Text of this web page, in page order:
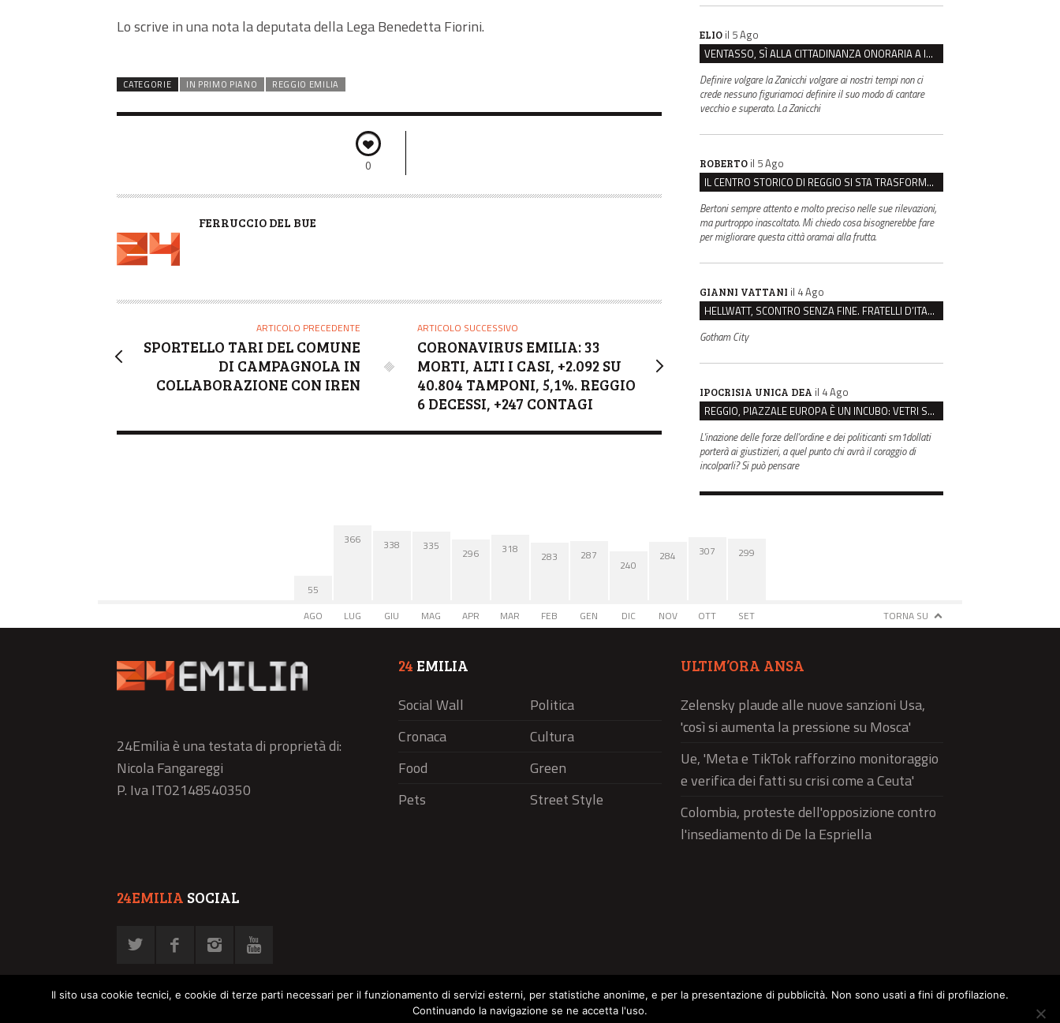
Lo scrive in una nota la deputata della Lega Benedetta Fiorini.
CATEGORIE IN PRIMO PIANO REGGIO EMILIA
0
A
R
FERRUCCIO DEL BUE
ARTICOLO PRECEDENTE
SPORTELLO TARI DEL COMUNE
DI CAMPAGNOLA IN
COLLABORAZIONE CON IREN
ARTICOLO SUCCESSIVO
CORONAVIRUS EMILIA: 33
MORTI, ALTI I CASI, +2.092 SU
40.804 TAMPONI, 5,1%. REGGIO
6 DECESSI, +247 CONTAGI
ELIO il 5 Ago
VENTASSO, SÌ ALLA CITTADINANZA ONORARIA A IVA ZANICCHI. MA BARGIACCHI: “È DI PESSIMO GUSTO”
Definire volgare la Zanicchi volgare ai nostri tempi non ci
crede nessuno figuriamoci definire il suo modo di cantare
vecchio e superato. La Zanicchi
ROBERTO il 5 Ago
IL CENTRO STORICO DI REGGIO SI STA TRASFORMANDO, E NON IN MEGLIO
Bertoni sempre attento e molto preciso nelle sue rilevazioni,
ma purtroppo inascoltato. Mi chiedo cosa bisognerebbe fare
per migliorare questa città oramai alla frutta.
GIANNI VATTANI il 4 Ago
HELLWATT, SCONTRO SENZA FINE. FRATELLI D’ITALIA: “MILANI PORTA DOCUMENTI, DE FRANCO INSULTI”
Gotham City
IPOCRISIA UNICA DEA il 4 Ago
REGGIO, PIAZZALE EUROPA È UN INCUBO: VETRI SPACCATI E FURTI SULLE AUTO IN SOSTA
L'inazione delle forze dell'ordine e dei politicanti sm1dollati
porterà ai giustizieri, a quel punto chi avrà il coraggio di
incolparli? Si può pensare
55
AGO
366
LUG
338
GIU
335
MAG
296
APR
318
MAR
283
FEB
287
GEN
240
DIC
284
NOV
307
OTT
299
SET TORNA SU
24Emilia è una testata di proprietà di:
Nicola Fangareggi
P. Iva IT02148540350
24 EMILIA
Social Wall
Politica
Cronaca
Cultura
Food
Green
Pets
Street Style
ULTIM’ORA ANSA
Zelensky plaude alle nuove sanzioni Usa,
'così si aumenta la pressione su Mosca'
Ue, 'Meta e TikTok rafforzino monitoraggio
e verifica dei fatti su crisi come a Ceuta'
Colombia, proteste dell'opposizione contro
l'insediamento di De la Espriella
24EMILIA SOCIAL
Il sito usa cookie tecnici, e cookie di terze parti necessari per il funzionamento di servizi esterni, per statistiche anonime, e per la presentazione di pubblicità. Non sono usati a fini di profilazione.
Continuando la navigazione se ne accetta l'uso.